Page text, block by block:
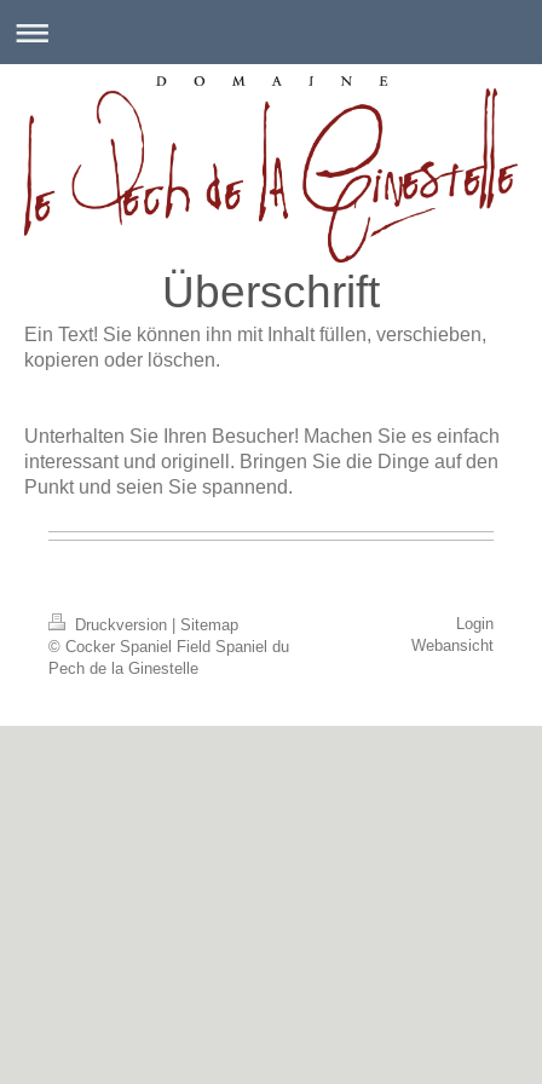
Überschrift
Ein Text! Sie können ihn mit Inhalt füllen, verschieben,
kopieren oder löschen.
Unterhalten Sie Ihren Besucher! Machen Sie es einfach
interessant und originell. Bringen Sie die Dinge auf den
Punkt und seien Sie spannend.
Druckversion
Sitemap
© Cocker Spaniel Field Spaniel du
Pech de la Ginestelle
Login
Webansicht